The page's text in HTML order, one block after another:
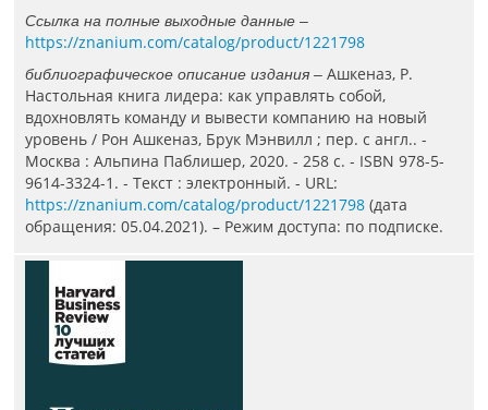
Ссылка на полные выходные данные –
https://znanium.com/catalog/product/1221798
библиографическое описание издания – Ашкеназ, Р.
Настольная книга лидера: как управлять собой,
вдохновлять команду и вывести компанию на новый
уровень / Рон Ашкеназ, Брук Мэнвилл ; пер. с англ.. -
Москва : Альпина Паблишер, 2020. - 258 с. - ISBN 978-5-
9614-3324-1. - Текст : электронный. - URL:
https://znanium.com/catalog/product/1221798 (дата
обращения: 05.04.2021). – Режим доступа: по подписке.